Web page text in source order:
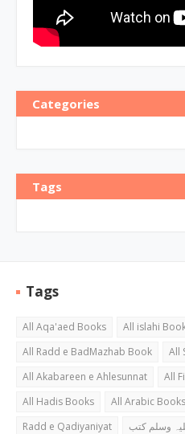
Categories
Tags
Tags
All Aqa'aed Books
All islahi
All Radd e BadMazhab Book
All
All Akabareen e Ahlesunnat
All
All Hadis Books
All Arabic Books
Radd e Qadiyaniyat
وسلم کتب